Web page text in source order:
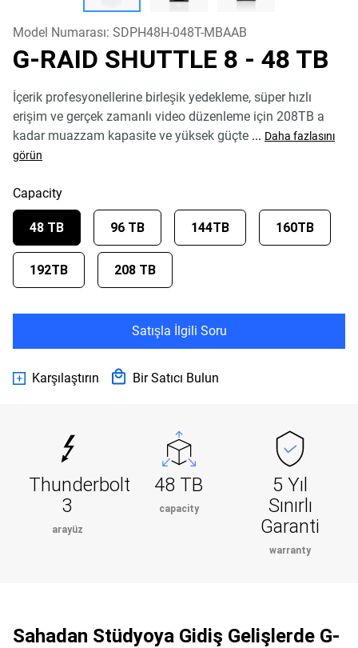
Model Numarası: SDPH48H-048T-MBAAB
G-RAID SHUTTLE 8 - 48 TB
İçerik profesyonellerine birleşik yedekleme, süper hızlı
erişim ve gerçek zamanlı video düzenleme için 208TB a
kadar muazzam kapasite ve yüksek güçte ... Daha fazlasını
görün
Capacity
48 TB 96 TB 144TB 160TB
192TB 208 TB
Satışla İlgili Soru
Karşılaştırın Bir Satıcı Bulun
Thunderbolt
3
arayüz
48 TB
capacity
5 Yıl
Sınırlı
Garanti
warranty
Sahadan Stüdyoya Gidiş Gelişlerde G-